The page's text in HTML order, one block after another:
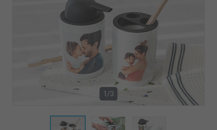
1/3